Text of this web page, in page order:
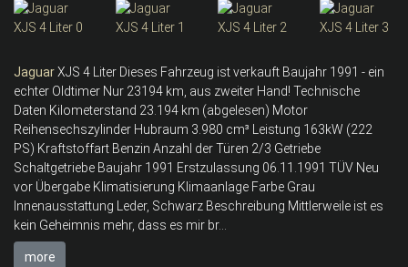
JaguarXJS 4 Liter Dieses Fahrzeug ist verkauft Baujahr 1991 - ein
echter Oldtimer Nur 23194 km, aus zweiter Hand! Technische
Daten Kilometerstand 23.194 km (abgelesen) Motor
Reihensechszylinder Hubraum 3.980 cm³ Leistung 163kW (222
PS) Kraftstoffart Benzin Anzahl der Türen 2/3 Getriebe
Schaltgetriebe Baujahr 1991 Erstzulassung 06.11.1991 TÜV Neu
vor Übergabe Klimatisierung Klimaanlage Farbe Grau
Innenausstattung Leder, Schwarz Beschreibung Mittlerweile ist es
kein Geheimnis mehr, dass es mir br...
more